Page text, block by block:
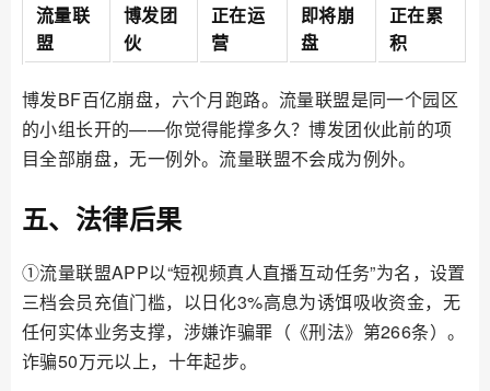
流量联
盟
博发团
伙
正在运
营
即将崩
盘
正在累
积
博发BF百亿崩盘，六个月跑路。流量联盟是同一个园区
的小组长开的——你觉得能撑多久？博发团伙此前的项
目全部崩盘，无一例外。流量联盟不会成为例外。
五、法律后果
①流量联盟APP以“短视频真人直播互动任务”为名，设置
三档会员充值门槛，以日化3%高息为诱饵吸收资金，无
任何实体业务支撑，涉嫌诈骗罪（《刑法》第266条）。
诈骗50万元以上，十年起步。